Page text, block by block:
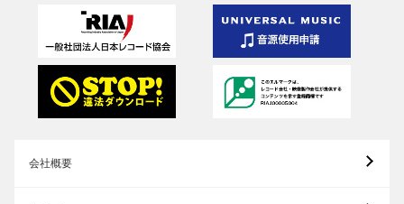
会社概要